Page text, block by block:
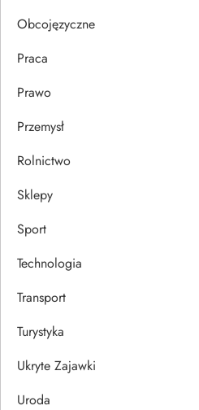
u
Obcojęzyczne
Praca
Prawo
Przemysł
Rolnictwo
Sklepy
Sport
Technologia
Transport
Turystyka
Ukryte Zajawki
Uroda